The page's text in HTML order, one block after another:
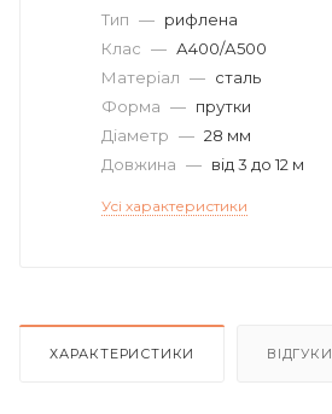
Тип — рифлена
Клас — А400/А500
Матеріал — сталь
Форма — прутки
Діаметр — 28 мм
Довжина — від 3 до 12 м
Усі характеристики
ХАРАКТЕРИСТИКИ ВІДГУКИ